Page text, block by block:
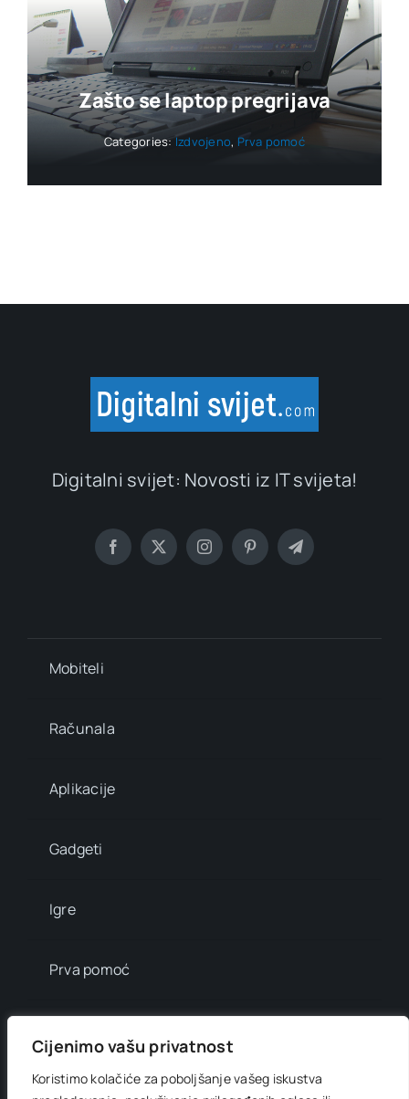
Cijenimo vašu privatnost
Koristimo kolačiće za poboljšanje vašeg iskustva
Zašto se laptop pregrijava
Categories:Izdvojeno, Prva pomoć
Digitalni svijet: Novosti iz IT svijeta!
Mobiteli
Računala
Aplikacije
Gadgeti
Igre
Prva pomoć
Info brojevi